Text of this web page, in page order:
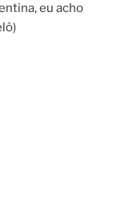
eu acho